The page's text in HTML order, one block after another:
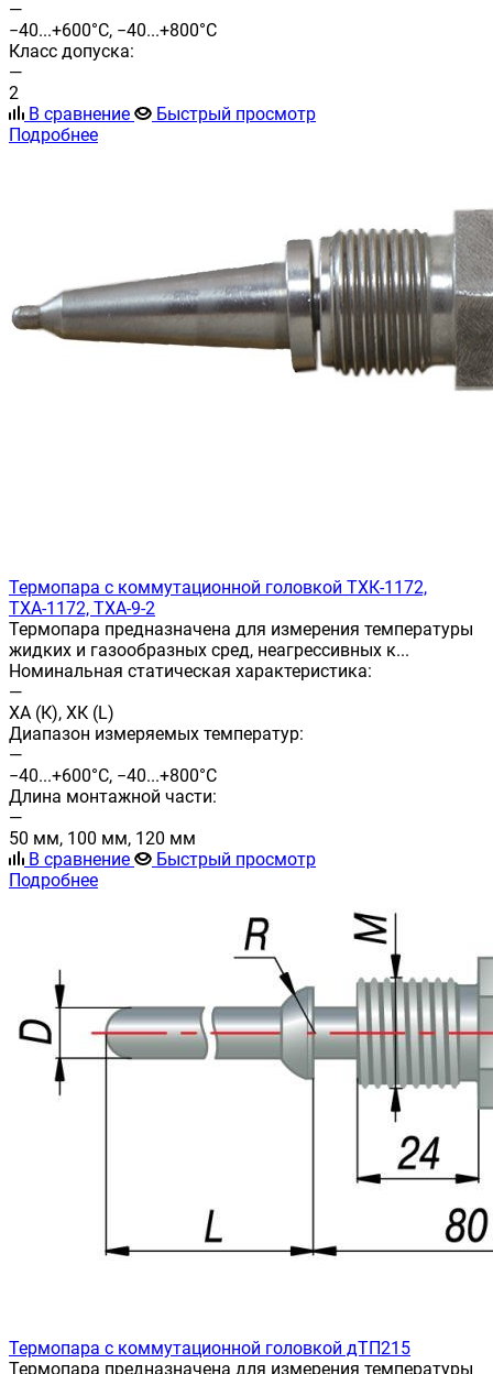
—
−40...+600°С, −40...+800°С
Класс допуска:
—
2
В сравнение
Быстрый просмотр
Подробнее
Термопара с коммутационной головкой ТХК-1172,
ТХА-1172, ТХА-9-2
Термопара предназначена для измерения температуры
жидких и газообразных сред, неагрессивных к...
Номинальная статическая характеристика:
—
ХА (К), ХК (L)
Диапазон измеряемых температур:
—
−40...+600°С, −40...+800°С
Длина монтажной части:
—
50 мм, 100 мм, 120 мм
В сравнение
Быстрый просмотр
Подробнее
Термопара с коммутационной головкой дТП215
Термопара предназначена для измерения температуры